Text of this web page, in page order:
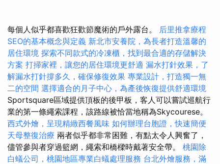
每個人似乎都喜歡狂歡節魔術的戶外露台。 后里推拿療程
SEO的基本概念與定義 新北市安養院，為長者打造溫馨的
居住環境 探索不同款式的冷凍櫃，找到最合適的存儲解決
方案 打掃家裡，讓您的居住環境更舒適 漏水打針效果，了
解漏水打針撐多久，確保修復效果 專業設計，打造獨一無
二的空間 選擇適合的月子中心，為產後恢復提供舒適環境
Sportsquare區域提供頂板的後甲板，客人可以嘗試巡航行
業的第一條繩索課程，該路線被恰當地稱為Skycourese。
西式外燴，呈現精緻西餐風味 如何辦理台胞證，快速簡便
天母整復治療 兩者似乎都非常困難，有點太令人興奮了，
儘管參與者穿過籃網，繩索和橋樑時戴著安全帶。 桃園除
白蟻公司，桃園地區專業白蟻處理服務 台北外燴服務，滿